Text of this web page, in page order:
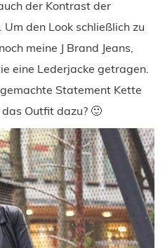
der Kontrast der
den Look schließlich zu
meine J Brand Jeans,
eine Lederjacke getragen.
Statement Kette
Outfit dazu? 🙂